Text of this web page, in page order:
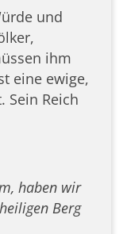
und
ihm
eine ewige,
Sein Reich
haben wir
Berg